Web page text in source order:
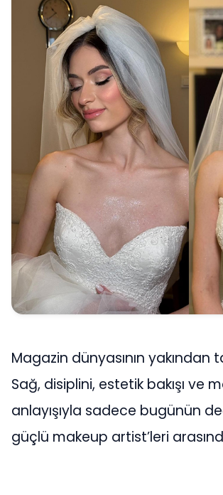
Magazin dünyasının
Sağ, disiplini, estetik bakışı ve
anlayışıyla sadece bugünün
güçlü makeup artist’leri